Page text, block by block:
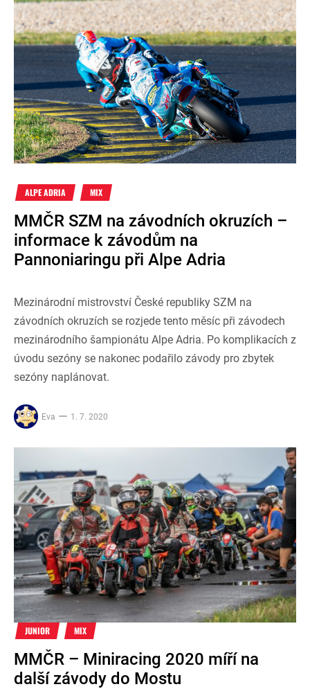
ALPE ADRIA MIX
MMČR SZM na závodních okruzích –
informace k závodům na
Pannoniaringu při Alpe Adria
Mezinárodní mistrovství České republiky SZM na
závodních okruzích se rozjede tento měsíc při závodech
mezinárodního šampionátu Alpe Adria. Po komplikacích z
úvodu sezóny se nakonec podařilo závody pro zbytek
sezóny naplánovat.
Eva 1. 7. 2020
JUNIOR MIX
MMČR – Miniracing 2020 míří na
další závody do Mostu